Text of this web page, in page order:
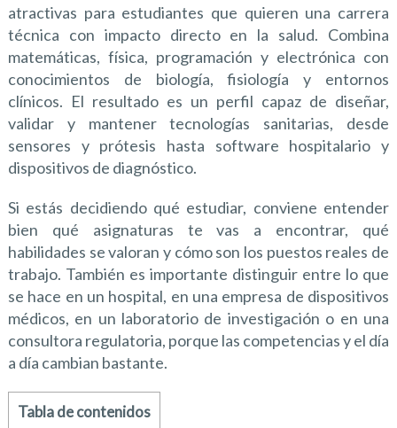
atractivas para estudiantes que quieren una carrera
técnica con impacto directo en la salud. Combina
matemáticas, física, programación y electrónica con
conocimientos de biología, fisiología y entornos
clínicos. El resultado es un perfil capaz de diseñar,
validar y mantener tecnologías sanitarias, desde
sensores y prótesis hasta software hospitalario y
dispositivos de diagnóstico.
Si estás decidiendo qué estudiar, conviene entender
bien qué asignaturas te vas a encontrar, qué
habilidades se valoran y cómo son los puestos reales de
trabajo. También es importante distinguir entre lo que
se hace en un hospital, en una empresa de dispositivos
médicos, en un laboratorio de investigación o en una
consultora regulatoria, porque las competencias y el día
a día cambian bastante.
Tabla de contenidos